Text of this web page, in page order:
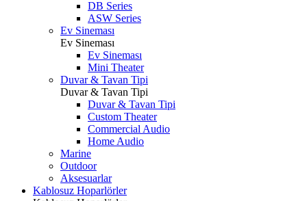
DB Series
ASW Series
Ev Sineması
Ev Sineması
Ev Sineması
Mini Theater
Duvar & Tavan Tipi
Duvar & Tavan Tipi
Duvar & Tavan Tipi
Custom Theater
Commercial Audio
Home Audio
Marine
Outdoor
Aksesuarlar
Kablosuz Hoparlörler